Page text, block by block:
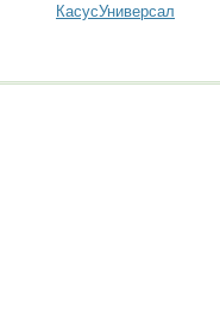
КасусУниверсал